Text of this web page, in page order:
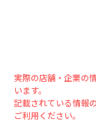
実際の店舗・企業の
います。
記載されている情報
ご利用ください。